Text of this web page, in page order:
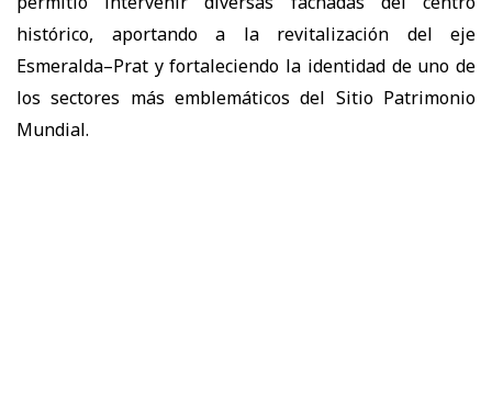
histórico, aportando a la revitalización del eje
Esmeralda–Prat y fortaleciendo la identidad de uno de
los sectores más emblemáticos del Sitio Patrimonio
Mundial.